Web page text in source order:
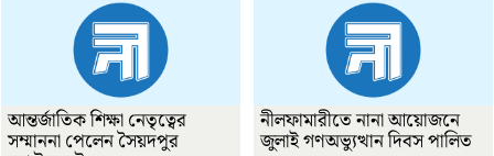
আন্তর্জাতিক শিক্ষা নেতৃত্বের
সম্মাননা পেলেন সৈয়দপুর
নীলফামারীতে নানা আয়োজনে
জুলাই গণঅভ্যুত্থান দিবস পালিত